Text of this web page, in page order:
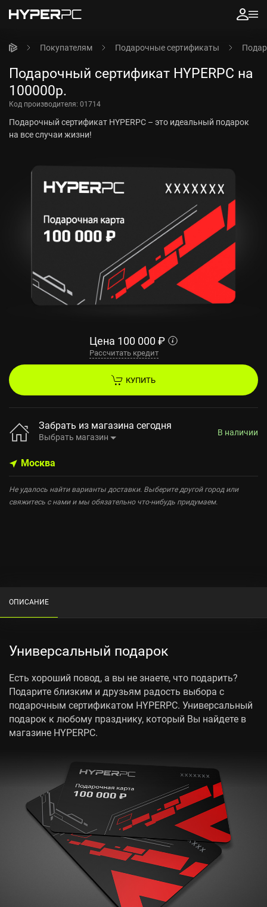
Покупателям Подарочные сертификаты
Подарочный сертификат HYPERPC на
100000р.
Код производителя: 01714
Подарочный сертификат HYPERPC – это идеальный подарок
на все случаи жизни!
Цена 100 000 ₽
Рассчитать кредит
КУПИТЬ
Забрать из магазина сегодня
Выбрать магазин В наличии
Москва
Не удалось найти варианты доставки. Выберите другой город или
свяжитесь с нами и мы обязательно что-нибудь придумаем.
ОПИСАНИЕ
Универсальный подарок
Есть хороший повод, а вы не знаете, что подарить?
Подарите близким и друзьям радость выбора с
подарочным сертификатом HYPERPC. Универсальный
подарок к любому празднику, который Вы найдете в
магазине HYPERPC.